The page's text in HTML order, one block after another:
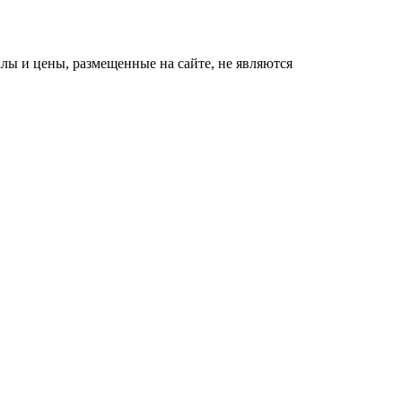
и цены, размещенные на сайте, не являются